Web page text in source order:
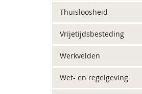
Thuisloosheid
Vrijetijdsbesteding
Werkvelden
Wet- en regelgeving